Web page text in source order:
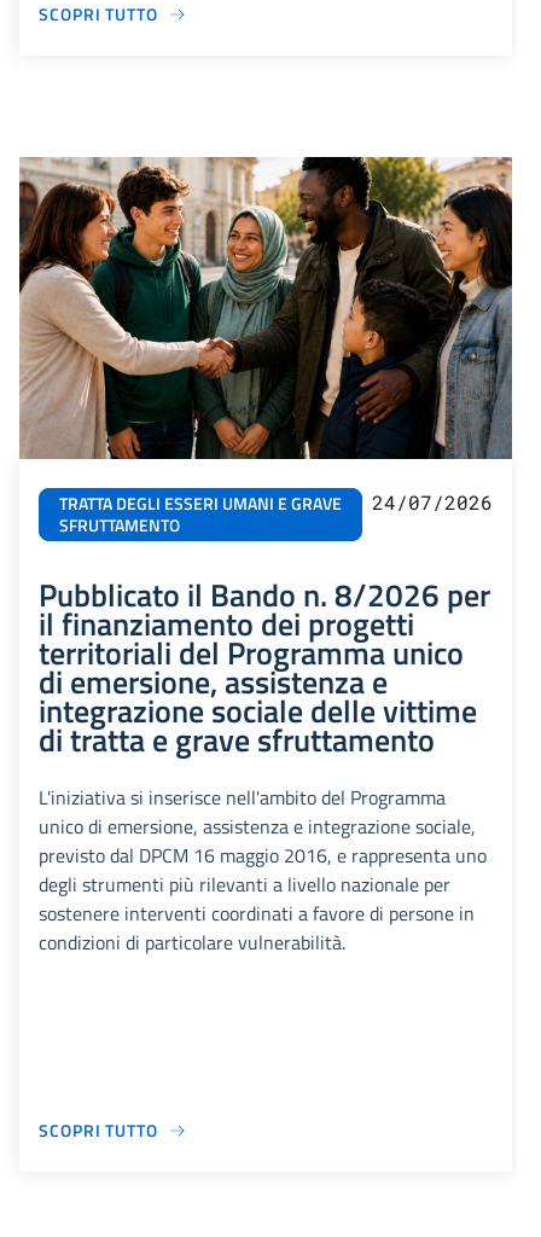
SCOPRI TUTTO
TRATTA DEGLI ESSERI UMANI E GRAVE
SFRUTTAMENTO
24/07/2026
Pubblicato il Bando n. 8/2026 per
il finanziamento dei progetti
territoriali del Programma unico
di emersione, assistenza e
integrazione sociale delle vittime
di tratta e grave sfruttamento
L'iniziativa si inserisce nell'ambito del Programma
unico di emersione, assistenza e integrazione sociale,
previsto dal DPCM 16 maggio 2016, e rappresenta uno
degli strumenti più rilevanti a livello nazionale per
sostenere interventi coordinati a favore di persone in
condizioni di particolare vulnerabilità.
SCOPRI TUTTO